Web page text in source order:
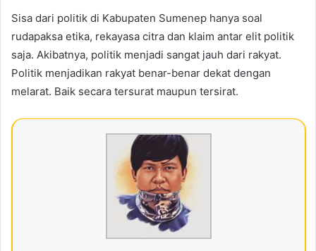
Sisa dari politik di Kabupaten Sumenep hanya soal
rudapaksa etika, rekayasa citra dan klaim antar elit politik
saja. Akibatnya, politik menjadi sangat jauh dari rakyat.
Politik menjadikan rakyat benar-benar dekat dengan
melarat. Baik secara tersurat maupun tersirat.